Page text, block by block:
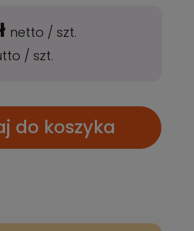
netto /szt.
/szt.
do koszyka